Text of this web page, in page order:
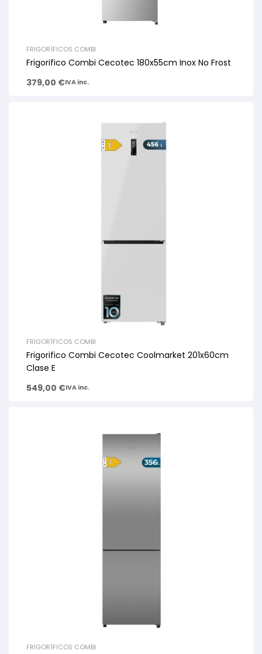
FRIGORÍFICOS COMBI
Frigorifico Combi Cecotec 180x55cm Inox No Frost
379,00 €IVA inc.
FRIGORÍFICOS COMBI
Frigorifico Combi Cecotec Coolmarket 201x60cm
Clase E
549,00 €IVA inc.
FRIGORÍFICOS COMBI